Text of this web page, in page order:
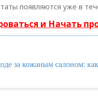
появляются уже в
и Начать